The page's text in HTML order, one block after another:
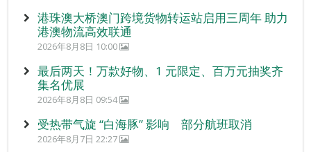
港珠澳大桥澳门跨境货物转运站启用三周年 助力
港澳物流高效联通
2026年8月8日 10:00
最后两天！万款好物、1 元限定、百万元抽奖齐
集名优展
2026年8月8日 09:54
受热带气旋 “白海豚” 影响 部分航班取消
2026年8月7日 22:27